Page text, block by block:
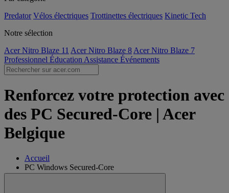
Predator Vélos électriques Trottinettes électriques Kinetic Tech
Notre sélection
Acer Nitro Blaze 11 Acer Nitro Blaze 8 Acer Nitro Blaze 7
Professionnel Éducation Assistance Événements
Renforcez votre protection avec
des PC Secured-Core | Acer
Belgique
Accueil
PC Windows Secured-Core